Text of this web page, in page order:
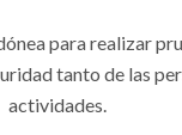
para realizar
tanto de las
actividades.